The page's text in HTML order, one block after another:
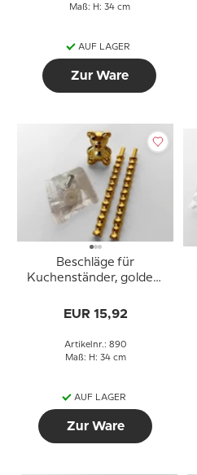
Maß: H: 34 cm
AUF LAGER
Zur Ware
Beschläge für
Kuchenständer, golden,
EUR 15,92
Artikelnr.: 890
Maß: H: 34 cm
AUF LAGER
Zur Ware